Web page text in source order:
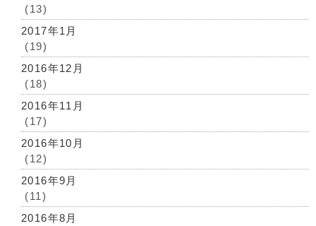
(13)
2017年1月
(19)
2016年12月
(18)
2016年11月
(17)
2016年10月
(12)
2016年9月
(11)
2016年8月